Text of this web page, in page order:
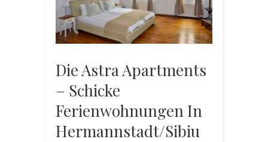
Die Astra Apartments
– Schicke
Ferienwohnungen In
Hermannstadt/Sibiu